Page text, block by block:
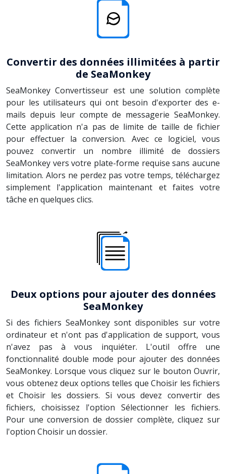
Convertir des données illimitées à partir
de SeaMonkey
SeaMonkey Convertisseur est une solution complète
pour les utilisateurs qui ont besoin d'exporter des e-
mails depuis leur compte de messagerie SeaMonkey.
Cette application n'a pas de limite de taille de fichier
pour effectuer la conversion. Avec ce logiciel, vous
pouvez convertir un nombre illimité de dossiers
SeaMonkey vers votre plate-forme requise sans aucune
limitation. Alors ne perdez pas votre temps, téléchargez
simplement l'application maintenant et faites votre
tâche en quelques clics.
Deux options pour ajouter des données
SeaMonkey
Si des fichiers SeaMonkey sont disponibles sur votre
ordinateur et n'ont pas d'application de support, vous
n'avez pas à vous inquiéter. L'outil offre une
fonctionnalité double mode pour ajouter des données
SeaMonkey. Lorsque vous cliquez sur le bouton Ouvrir,
vous obtenez deux options telles que Choisir les fichiers
et Choisir les dossiers. Si vous devez convertir des
fichiers, choisissez l'option Sélectionner les fichiers.
Pour une conversion de dossier complète, cliquez sur
l'option Choisir un dossier.